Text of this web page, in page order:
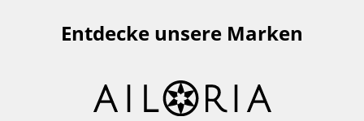
Entdecke unsere Marken